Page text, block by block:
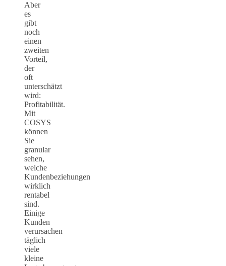
Aber
es
gibt
noch
einen
zweiten
Vorteil,
der
oft
unterschätzt
wird:
Profitabilität.
Mit
COSYS
können
Sie
granular
sehen,
welche
Kundenbeziehungen
wirklich
rentabel
sind.
Einige
Kunden
verursachen
täglich
viele
kleine